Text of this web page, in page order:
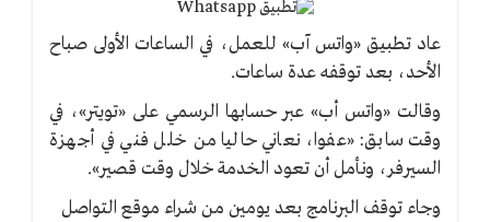
عاد تطبيق «واتس آب» للعمل، في الساعات الأولى صباح
الأحد، بعد توقفه عدة ساعات.
وقالت «واتس أب» عبر حسابها الرسمي على «تويتر»، في
وقت سابق: «عفوا، نعاني حاليا من خلل فني في أجهزة
السيرفر، ونأمل أن تعود الخدمة خلال وقت قصير».
وجاء توقف البرنامج بعد يومين من شراء موقع التواصل